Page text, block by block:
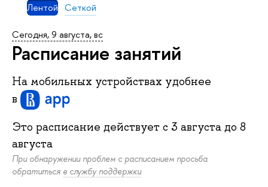
Лентой Сеткой
Сегодня, 9 августа, вс
Расписание занятий
На мобильных устройствах удобнее
в
Это расписание действует c 3 августа до 8
августа
При обнаружении проблем с расписанием просьба
обратиться в службу поддержки